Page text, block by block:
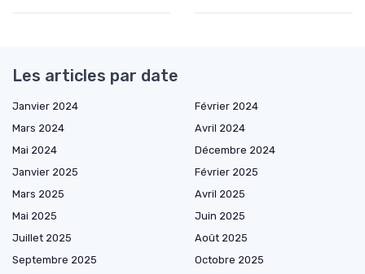
Les articles par date
Janvier 2024
Février 2024
Mars 2024
Avril 2024
Mai 2024
Décembre 2024
Janvier 2025
Février 2025
Mars 2025
Avril 2025
Mai 2025
Juin 2025
Juillet 2025
Août 2025
Septembre 2025
Octobre 2025